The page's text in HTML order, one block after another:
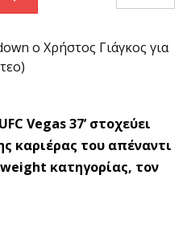
ο Χρήστος Γιάγκος για
Vegas 37’ στοχεύει
καριέρας του απέναντι
κατηγορίας, τον